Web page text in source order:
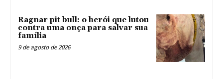
Ragnar pit bull: o herói que lutou
contra uma onça para salvar sua
família
9 de agosto de 2026